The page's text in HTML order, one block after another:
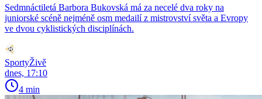
Sedmnáctiletá Barbora Bukovská má za necelé dva roky na
juniorské scéně nejméně osm medailí z mistrovství světa a Evropy
ve dvou cyklistických disciplínách.
SportyŽivě
dnes, 17:10
4 min